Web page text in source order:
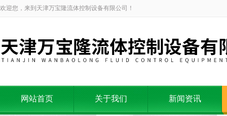
欢迎您，来到天津万宝隆流体控制设备有限公司！
网站首页 关于我们 新闻资讯